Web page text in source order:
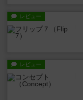
レビュー
レビュー